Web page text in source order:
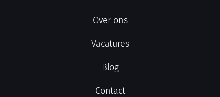
Over ons
Vacatures
Blog
Contact